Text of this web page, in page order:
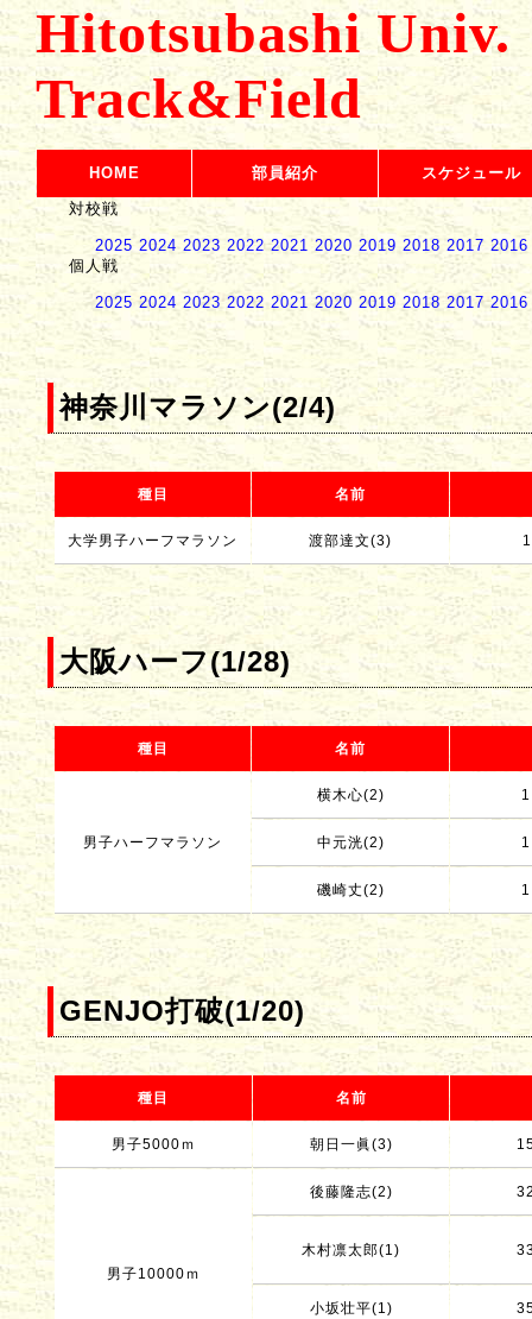
Hitotsubashi Univ.
Track&Field
HOME 部員紹介
スケジュール
対校戦
2025 2024 2023 2022 2021 2020 2019 2018 2017 2016
個人戦
2025 2024 2023 2022 2021 2020 2019 2018 2017 2016
神奈川マラソン(2/4)
種目 名前
大学男子ハーフマラソン 渡部達文(3)
大阪ハーフ(1/28)
種目 名前
男子ハーフマラソン
横木心(2)
中元洸(2)
磯崎丈(2)
GENJO打破(1/20)
種目 名前
男子5000ｍ 朝日一眞(3)
男子10000ｍ
後藤隆志(2)
木村凛太郎(1)
小坂壮平(1)